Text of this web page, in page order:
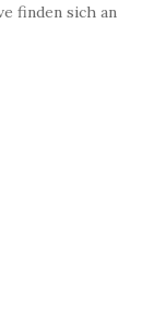
finden sich an